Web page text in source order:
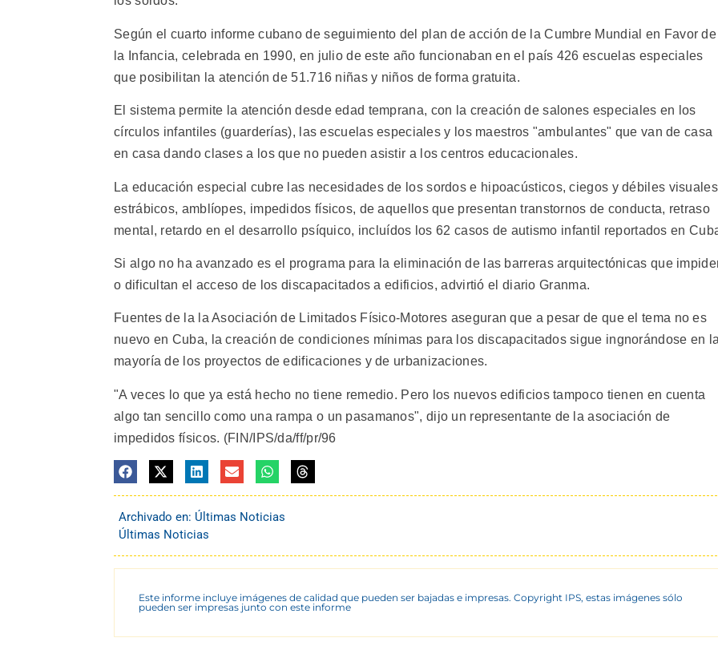
Según el cuarto informe cubano de seguimiento del plan de acción de la Cumbre Mundial en Favor de
la Infancia, celebrada en 1990, en julio de este año funcionaban en el país 426 escuelas especiales
que posibilitan la atención de 51.716 niñas y niños de forma gratuita.
El sistema permite la atención desde edad temprana, con la creación de salones especiales en los
círculos infantiles (guarderías), las escuelas especiales y los maestros "ambulantes" que van de casa
en casa dando clases a los que no pueden asistir a los centros educacionales.
La educación especial cubre las necesidades de los sordos e hipoacústicos, ciegos y débiles
estrábicos, amblíopes, impedidos físicos, de aquellos que presentan transtornos de conducta, retraso
mental, retardo en el desarrollo psíquico, incluídos los 62 casos de autismo infantil reportados en
Si algo no ha avanzado es el programa para la eliminación de las barreras arquitectónicas que
o dificultan el acceso de los discapacitados a edificios, advirtió el diario Granma.
Fuentes de la la Asociación de Limitados Físico-Motores aseguran que a pesar de que el tema no es
nuevo en Cuba, la creación de condiciones mínimas para los discapacitados sigue ingnorándose en
mayoría de los proyectos de edificaciones y de urbanizaciones.
"A veces lo que ya está hecho no tiene remedio. Pero los nuevos edificios tampoco tienen en cuenta
algo tan sencillo como una rampa o un pasamanos", dijo un representante de la asociación de
impedidos físicos. (FIN/IPS/da/ff/pr/96
Archivado en: Últimas Noticias
Últimas Noticias
Este informe incluye imágenes de calidad que pueden ser bajadas e impresas. Copyright IPS, estas imágenes sólo
pueden ser impresas junto con este informe